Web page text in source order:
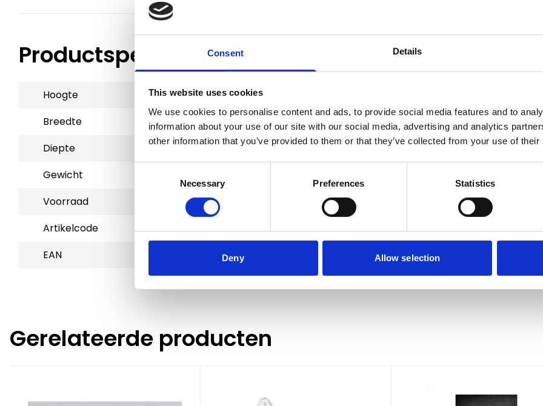
Consent Details
This website uses cookies
We use cookies to personalise content and ads, to provide social media features and to
information about your use of our site with our social media, advertising and analytics
other information that you’ve provided to them or that they’ve collected from your use of
Necessary Preferences Statistics
Deny Allow selection
Productspecificaties
Hoogte
67 cm
Breedte
95 cm
Diepte
100 cm
Gewicht
Voorraad
2
Artikelcode
80125
EAN
9502753693764
Gerelateerde producten